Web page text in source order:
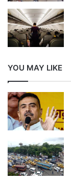
YOU MAY LIKE